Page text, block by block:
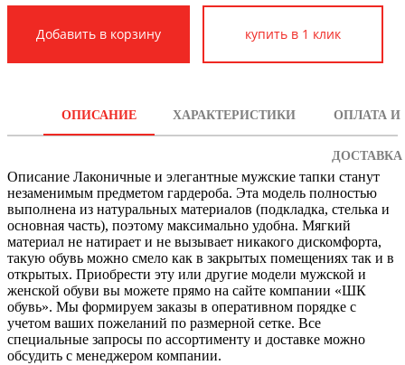
купить в 1 клик
ОПИСАНИЕ ХАРАКТЕРИСТИКИ ОПЛАТА И
ДОСТАВКА
Описание Лаконичные и элегантные мужские тапки станут
незаменимым предметом гардероба. Эта модель полностью
выполнена из натуральных материалов (подкладка, стелька и
основная часть), поэтому максимально удобна. Мягкий
материал не натирает и не вызывает никакого дискомфорта,
такую обувь можно смело как в закрытых помещениях так и в
открытых. Приобрести эту или другие модели мужской и
женской обуви вы можете прямо на сайте компании «ШК
обувь». Мы формируем заказы в оперативном порядке с
учетом ваших пожеланий по размерной сетке. Все
специальные запросы по ассортименту и доставке можно
обсудить с менеджером компании.